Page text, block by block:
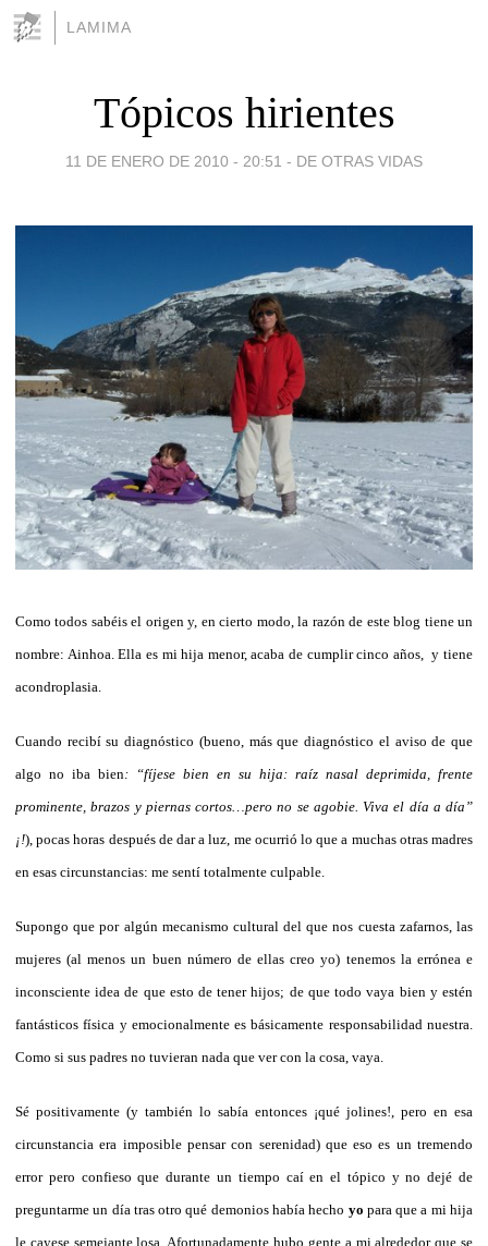
LAMIMA
Tópicos hirientes
11 DE ENERO DE 2010 - 20:51 - DE OTRAS VIDAS
Como todos sabéis el origen y, en cierto modo, la razón de este blog tiene un
nombre: Ainhoa. Ella es mi hija menor, acaba de cumplir cinco años, y tiene
acondroplasia.
Cuando recibí su diagnóstico (bueno, más que diagnóstico el aviso de que
algo no iba bien : “fíjese bien en su hija: raíz nasal deprimida, frente
prominente, brazos y piernas cortos…pero no se agobie. Viva el día a día”
¡!), pocas horas después de dar a luz, me ocurrió lo que a muchas otras madres
en esas circunstancias: me sentí totalmente culpable.
Supongo que por algún mecanismo cultural del que nos cuesta zafarnos, las
mujeres (al menos un buen número de ellas creo yo) tenemos la errónea e
inconsciente idea de que esto de tener hijos; de que todo vaya bien y estén
fantásticos física y emocionalmente es básicamente responsabilidad nuestra.
Como si sus padres no tuvieran nada que ver con la cosa, vaya.
Sé positivamente (y también lo sabía entonces ¡qué jolines!, pero en esa
circunstancia era imposible pensar con serenidad) que eso es un tremendo
error pero confieso que durante un tiempo caí en el tópico y no dejé de
preguntarme un día tras otro qué demonios había hecho yo para que a mi hija
le cayese semejante losa. Afortunadamente hubo gente a mi alrededor que se